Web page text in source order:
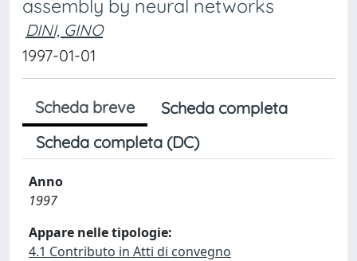
assembly by neural networks
DINI, GINO
1997-01-01
Scheda breve
Scheda completa
Scheda completa (DC)
Anno
1997
Appare nelle tipologie:
4.1 Contributo in Atti di convegno